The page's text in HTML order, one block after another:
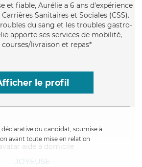
et fiable, Aurélie a 6 ans d'expérience
Sanitaires et Sociales (CSS).
du sang et les troubles gastro-
apporte ses services de mobilité,
courses/livraison et repas*
le profil
du candidat, soumise à
avant toute mise en relation
JOYEUSE